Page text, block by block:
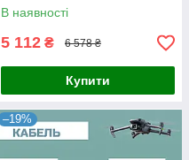
В наявності
5 112 ₴ 6 578 ₴
Купити
–19%